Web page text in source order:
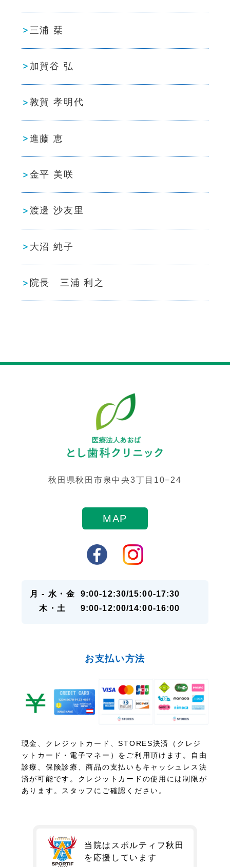
三浦 栞
加賀谷 弘
敦賀 孝明代
進藤 恵
金平 美咲
渡邊 沙友里
大沼 純子
院長 三浦 利之
秋田県秋田市泉中央3丁目10−24
MAP
月 - 水・金
9:00-12:30/15:00-17:30
木・土
9:00-12:00/14:00-16:00
お支払い方法
現金、クレジットカード、STORES決済（クレジ
ットカード・電子マネー）をご利用頂けます。自由
診療、保険診療、商品の支払いもキャッシュレス決
済が可能です。クレジットカードの使用には制限が
あります。スタッフにご確認ください。
当院はスポルティフ秋田
を 応援しています